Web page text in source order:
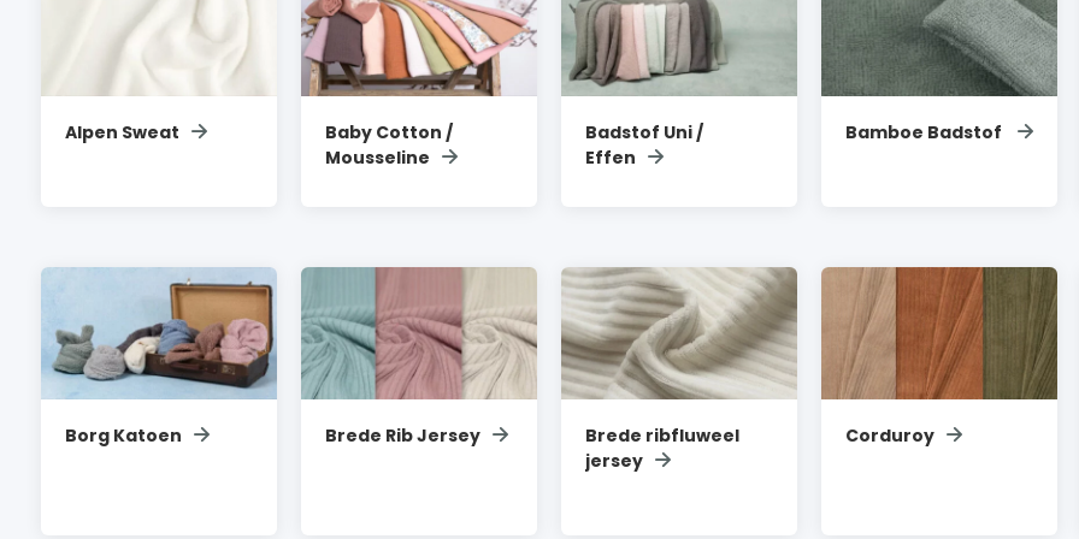
Alpen Sweat
Baby Cotton /
Mousseline
Badstof Uni /
Effen
Bamboe Badstof
Borg Katoen Brede Rib Jersey
Brede ribfluweel
jersey
Corduroy